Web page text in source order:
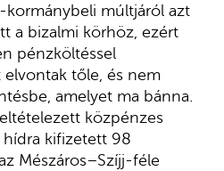
kormánybeli múltjáról azt
a bizalmi körhöz, ezért
pénzköltéssel
tőle, és nem
amelyet ma bánna.
közpénzes
hídra kifizetett 98
Mészáros–Szíjj-féle